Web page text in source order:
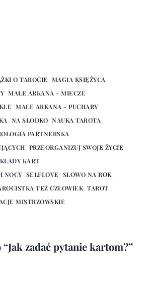
O TAROCIE
MAGIA KSIĘŻYCA
MAŁE ARKANA - MIECZE
MAŁE ARKANA - PUCHARY
NA SŁODKO NAUKA TAROTA
PARTNERSKA
PRZEORGANIZUJ SWOJE ŻYCIE
KART
NOCY SELFLOVE
SŁOWO NA ROK
TEŻ CZŁOWIEK TAROT
MISTRZOWSKIE
zadać pytanie kartom?”